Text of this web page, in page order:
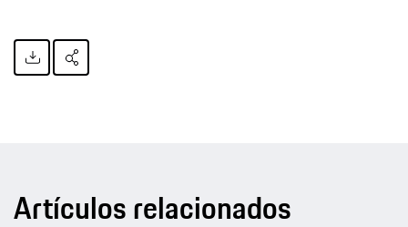
Artículos relacionados